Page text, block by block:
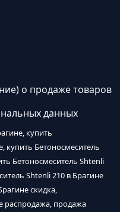
о продаже товаров
данных
купить
купить Бетоносмеситель
Бетоносмеситель Shtenli
Shtenli 210 в Брагине
скидка,
распродажа, продажа